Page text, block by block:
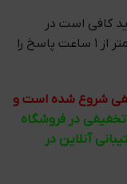
کافی است در
بخش نظرات در همین صفحه ارسال و در کمتر از ۱ ساعت پاسخ را
شروع شده است و
تخفیفی در فروشگاه
آنلاین در